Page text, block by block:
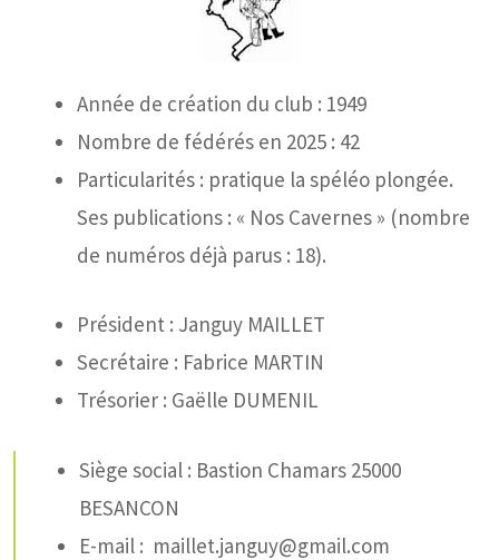
Année de création du club : 1949
Nombre de fédérés en 2025 : 42
Particularités : pratique la spéléo plongée.
Ses publications : « Nos Cavernes » (nombre
de numéros déjà parus : 18).
Président : Janguy MAILLET
Secrétaire : Fabrice MARTIN
Trésorier : Gaëlle DUMENIL
Siège social : Bastion Chamars 25000
BESANCON
E-mail : maillet.janguy@gmail.com